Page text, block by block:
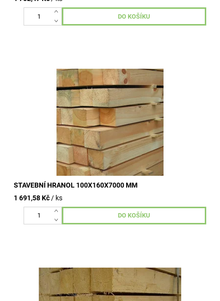
Stavební hranoly omítané, nehoblované, vzduchosuché.
Kvalitní dřevo od dlouhodobě ověřených výrobních závodů.
Široké využití ve...
STAVEBNÍ HRANOL 100X160X7000 MM
1 691,58 Kč / ks
Stavební hranoly omítané, nehoblované, vzduchosuché.
Kvalitní dřevo od dlouhodobě ověřených výrobních závodů.
Široké využití ve...